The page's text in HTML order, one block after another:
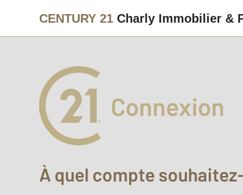
CENTURY 21 Charly Immobilier &
Connexion
À quel compte